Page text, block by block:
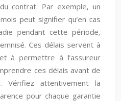
contrat. Par exemple, un
peut signifier qu’en cas
pendant cette période,
Ces délais servent à
à permettre à l’assureur
ces délais avant de
Vérifiez attentivement la
pour chaque garantie